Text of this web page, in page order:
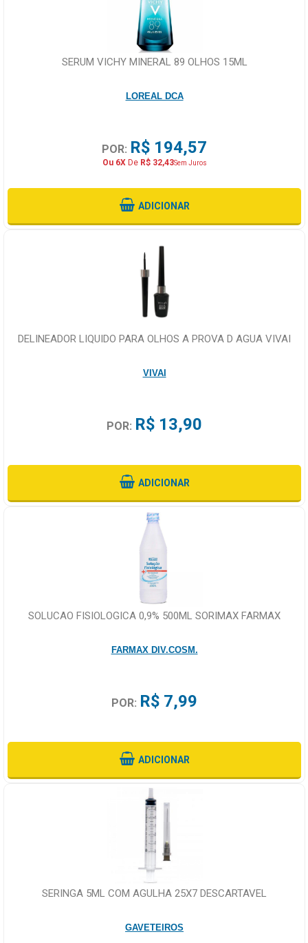
SERUM VICHY MINERAL 89 OLHOS 15ML
LOREAL DCA
POR: R$ 194,57
Ou 6XDe R$ 32,43Sem Juros
ADICIONAR
DELINEADOR LIQUIDO PARA OLHOS A PROVA D AGUA VIVAI
VIVAI
POR: R$ 13,90
ADICIONAR
SOLUCAO FISIOLOGICA 0,9% 500ML SORIMAX FARMAX
FARMAX DIV.COSM.
POR: R$ 7,99
ADICIONAR
SERINGA 5ML COM AGULHA 25X7 DESCARTAVEL
GAVETEIROS